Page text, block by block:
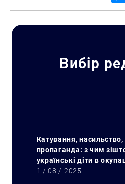
Вибір
Катування, насильство,
пропаганда: з чим
українські діти в
1 / 08 / 2025